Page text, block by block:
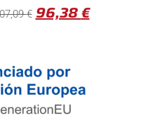
€ 96,38€